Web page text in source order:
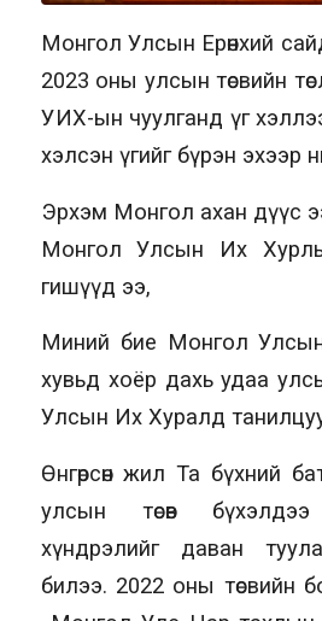
Монгол Улсын Ерөнхий
2023 оны улсын төсвийн
УИХ-ын чуулганд үг
хэлсэн үгийг бүрэн эхээр
Эрхэм Монгол ахан дүүс
Монгол Улсын Их
гишүүд ээ,
Миний бие Монгол
хувьд хоёр дахь удаа
Улсын Их Хуралд
Өнгөрсөн жил Та бүхний
улсын төсөв
хүндрэлийг даван
билээ. 2022 оны төсвийн